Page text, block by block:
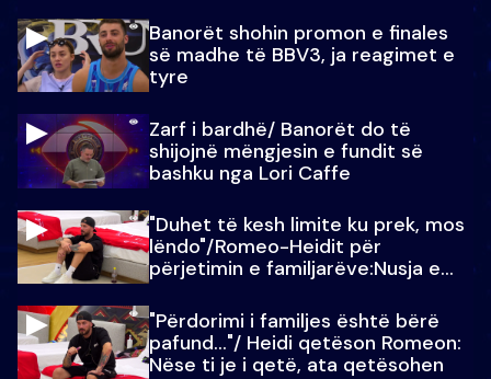
Banorët shohin promon e finales
së madhe të BBV3, ja reagimet e
tyre
Zarf i bardhë/ Banorët do të
shijojnë mëngjesin e fundit së
bashku nga Lori Caffe
"Duhet të kesh limite ku prek, mos
lëndo"/Romeo-Heidit për
përjetimin e familjarëve:Nusja e
"Përdorimi i familjes është bërë
pafund…"/ Heidi qetëson Romeon:
Nëse ti je i qetë, ata qetësohen